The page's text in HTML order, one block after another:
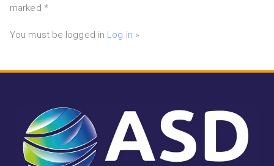
marked *
You must be logged in Log in »